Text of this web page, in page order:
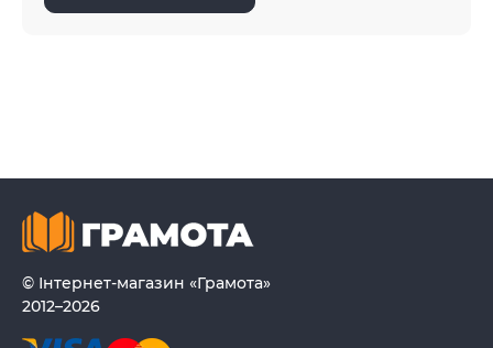
© Інтернет-магазин «Грамота»
2012–2026